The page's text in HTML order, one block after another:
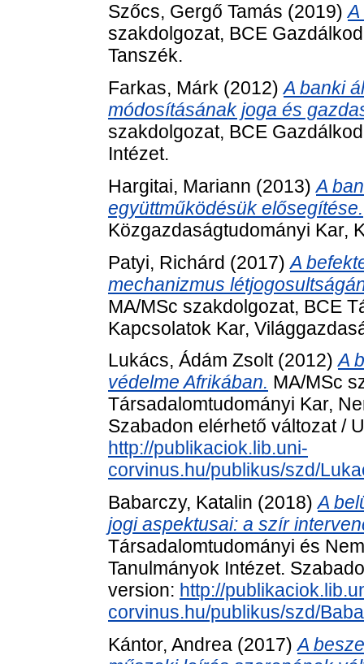
Szőcs, Gergő Tamás (2019)A
szakdolgozat, BCE
Tanszék.
Farkas, Márk (2012)A banki
módosításának joga és
szakdolgozat, BCE
Intézet.
Hargitai, Mariann (2013)A
együttműködésük elősegítése.
Közgazdaságtudományi Kar,
Patyi, Richárd (2017)A
mechanizmus
MA/MSc szakdolgozat, BCE
Kapcsolatok Kar,
Lukács, Ádám Zsolt(2012)A
védelme Afrikában. MA/MSc
Társadalomtudományi Kar,
Szabadon elérhető változat /
http://publikaciok.lib.uni-
corvinus.hu/publikus/szd/
Babarczy, Katalin (2018)A
jogi aspektusai: a szír
Társadalomtudományi és
Tanulmányok Intézet.
version: http://
corvinus.hu/publikus/szd/
Kántor, Andrea (2017)A